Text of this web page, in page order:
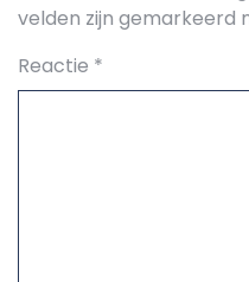
velden zijn gemarkeerd
Reactie *